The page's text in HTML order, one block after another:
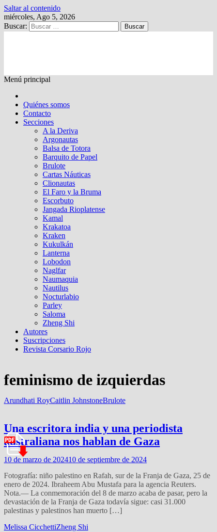
Saltar al contenido
miércoles, Ago 5, 2026
Buscar:
Menú principal
Quiénes somos
Contacto
Secciones
A la Deriva
Argonautas
Balsa de Totora
Barquito de Papel
Brulote
Cartas Náuticas
Clionautas
El Faro y la Bruma
Escorbuto
Jangada Rioplatense
Kamal
Krakatoa
Kraken
Kukulkán
Lanterna
Lobodon
Naglfar
Naumaquia
Nautilus
Nocturlabio
Parley
Saloma
Zheng Shi
Autores
Suscripciones
Revista Corsario Rojo
feminismo de izquierdas
Arundhati RoyCaitlin JohnstoneBrulote
Una escritora india y una periodista
australiana nos hablan de Gaza
10 de marzo de 202410 de septiembre de 2024
Fotografía: niño palestino en Rafah, sur de la Franja de Gaza, 25 de
enero de 2024. Ibraheem Abu Mustafa para la agencia Reuters.
Nota.— La conmemoración del 8 de marzo acaba de pasar, pero la
devastación de la Franja de Gaza todavía sigue: casi 31.000
palestinas y palestinos han muerto […]
Melissa CicchettiZheng Shi